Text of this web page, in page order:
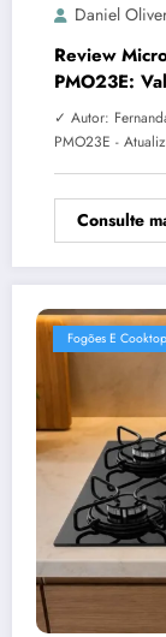
Daniel
Review
PMO23E:
✓ Autor:
PMO23E -
Consulte
Fogões E